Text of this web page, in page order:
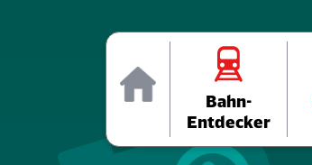
Home
Bahn-
Entdecker